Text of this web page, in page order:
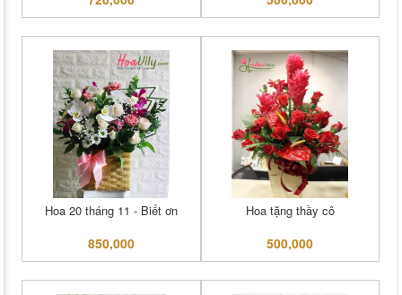
Hoa 20 tháng 11 - Biết ơn
850,000
Hoa tặng thầy cô
500,000